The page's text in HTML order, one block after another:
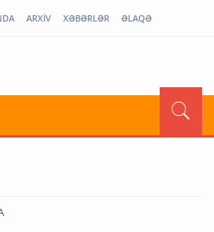
ARXİV XƏBƏRLƏR ƏLAQƏ